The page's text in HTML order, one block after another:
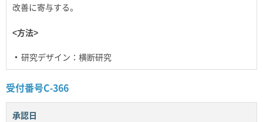
改善に寄与する。
<方法>
研究デザイン：横断研究
受付番号C-366
承認日